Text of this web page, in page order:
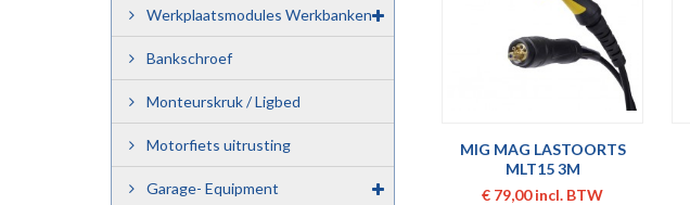
Werkplaatsmodules Werkbanken
Bankschroef
Monteurskruk / Ligbed
Motorfiets uitrusting
Garage- Equipment
MIG MAG LASTOORTS
MLT15 3M
€ 79,00 incl. BTW